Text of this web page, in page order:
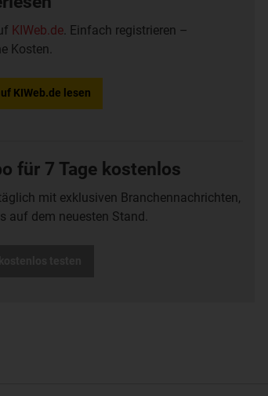
KIWeb.de. Einfach registrieren –
Kosten.
KIWeb.de lesen
für 7 Tage kostenlos
mit exklusiven Branchennachrichten,
auf dem neuesten Stand.